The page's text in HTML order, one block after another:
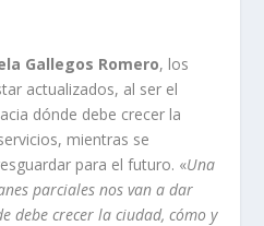
Gallegos Romero, los
actualizados, al ser el
dónde debe crecer la
mientras se
para el futuro. «Una
parciales nos van a dar
debe crecer la ciudad, cómo y